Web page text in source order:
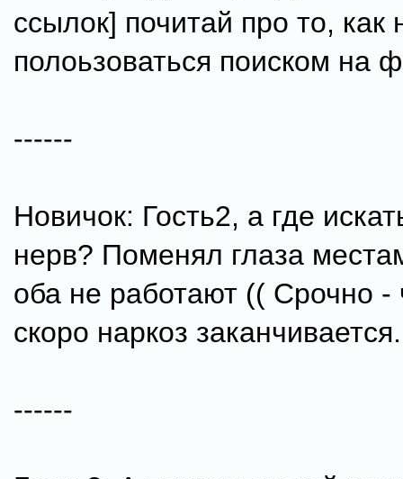
ссылок] почитай про то, как
полоьзоваться поиском на
------
Новичок: Гость2, а где
нерв? Поменял глаза
оба не работают (( Срочно -
скоро наркоз заканчивается.
------